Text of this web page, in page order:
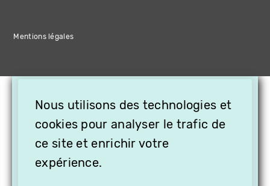
Mentions légales
Nous utilisons des technologies et
cookies pour analyser le trafic de
ce site et enrichir votre
expérience.
OFFREZ LA VIDÉO EN
CADEAU, ABONNEZ VOS
PROCHES À VITHÈQUE !